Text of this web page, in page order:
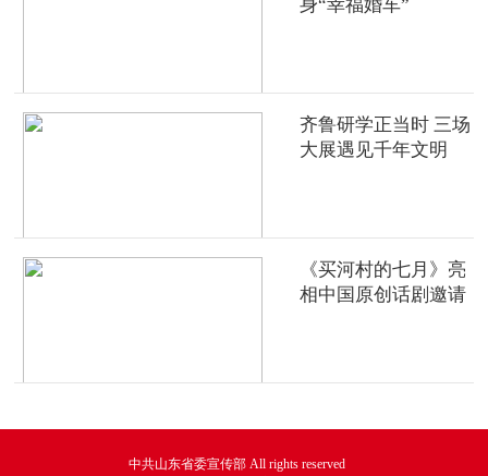
身“幸福婚车”
齐鲁研学正当时 三场
大展遇见千年文明
《买河村的七月》亮
相中国原创话剧邀请
中共山东省委宣传部 All rights reserved